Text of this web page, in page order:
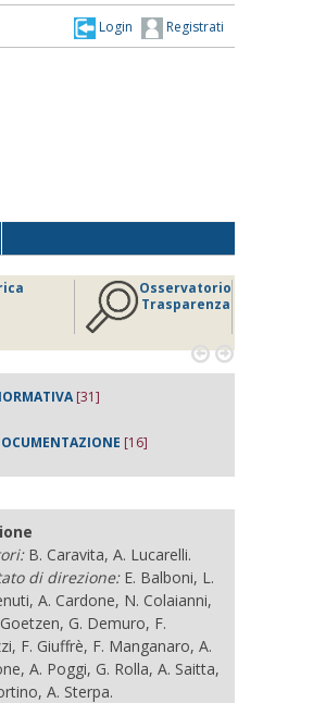
Registrati
Login
Osservatorio
Trasparenza
 
[31]
[16]
B. Caravita, A. Lucarelli.
di direzione:E. Balboni, L.
A. Cardone, N. Colaianni,
G. Demuro, F.
F. Giuffrè, F. Manganaro, A.
A. Poggi, G. Rolla, A. Saitta,
A. Sterpa.